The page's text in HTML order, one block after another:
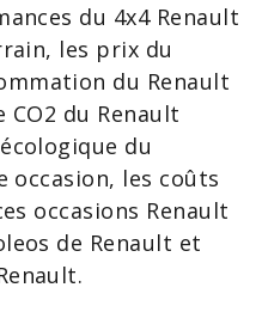
du 4x4 Renault
les prix du
du Renault
CO2 du Renault
du
occasion, les coûts
occasions Renault
de Renault et
.